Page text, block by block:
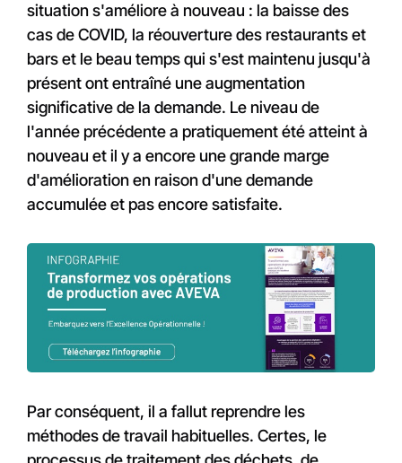
situation s'améliore à nouveau : la baisse des
cas de COVID, la réouverture des restaurants et
bars et le beau temps qui s'est maintenu jusqu'à
présent ont entraîné une augmentation
significative de la demande. Le niveau de
l'année précédente a pratiquement été atteint à
nouveau et il y a encore une grande marge
d'amélioration en raison d'une demande
accumulée et pas encore satisfaite.
Par conséquent, il a fallut reprendre les
méthodes de travail habituelles. Certes, le